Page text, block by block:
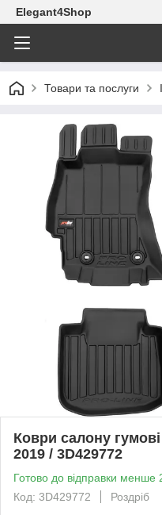
Elegant4Shop
Товари та послуги
Коври салону
2019 / 3D429772
Готово до відправки менше
Код: 3D429772
Роздріб